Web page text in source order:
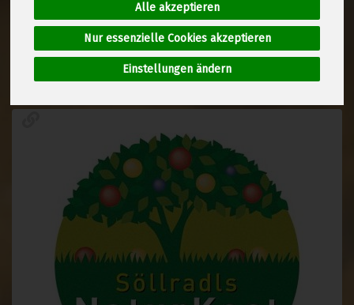
Alle akzeptieren
Nur essenzielle Cookies akzeptieren
Einstellungen ändern
Ernährung
Allergene